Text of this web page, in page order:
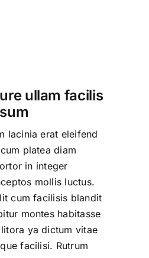
ullam facilis
lacinia erat eleifend
platea diam
in integer
mollis luctus.
cum facilisis blandit
montes habitasse
ya dictum vitae
facilisi. Rutrum